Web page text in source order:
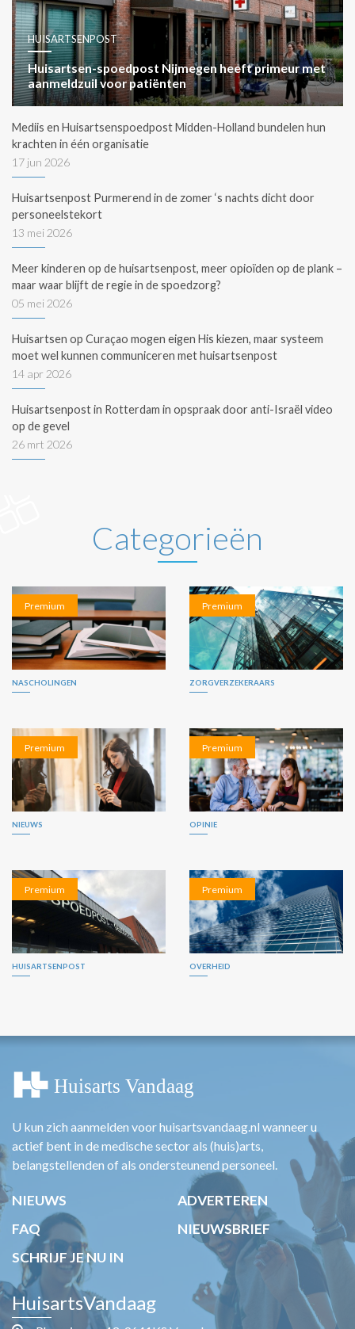
HUISARTSENPOST
Huisartsen-spoedpost Nijmegen heeft primeur met
aanmeldzuil voor patiënten
Mediis en Huisartsenspoedpost Midden-Holland bundelen hun
krachten in één organisatie
17 jun 2026
Huisartsenpost Purmerend in de zomer ‘s nachts dicht door
personeelstekort
13 mei 2026
Meer kinderen op de huisartsenpost, meer opioïden op de plank –
maar waar blijft de regie in de spoedzorg?
05 mei 2026
Huisartsen op Curaçao mogen eigen His kiezen, maar systeem
moet wel kunnen communiceren met huisartsenpost
14 apr 2026
Huisartsenpost in Rotterdam in opspraak door anti-Israël video
op de gevel
26 mrt 2026
Categorieën
Premium
NASCHOLINGEN
Premium
ZORGVERZEKERAARS
Premium
NIEUWS
Premium
OPINIE
Premium
HUISARTSENPOST
Premium
OVERHEID
U kun zich aanmelden voor huisartsvandaag.nl wanneer u
actief bent in de medische sector als (huis)arts,
belangstellenden of als ondersteunend personeel.
NIEUWS
ADVERTEREN
FAQ
NIEUWSBRIEF
SCHRIJF JE NU IN
HuisartsVandaag